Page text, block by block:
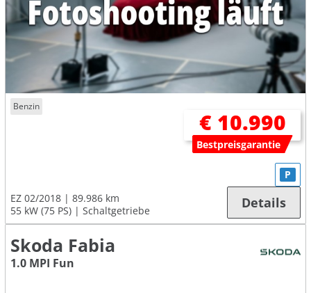
Benzin
€ 10.990
Bestpreisgarantie
EZ 02/2018
89.986 km
55 kW (75 PS)
Schaltgetriebe
P
Details
Skoda Fabia
1.0 MPI Fun